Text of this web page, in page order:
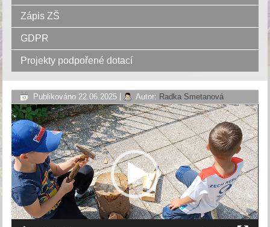
Zápis ZŠ
GDPR
Projekty podpořené dotací
Publikováno 22.06.2025 Autor: Radka Smetanová
Video
přehrávač